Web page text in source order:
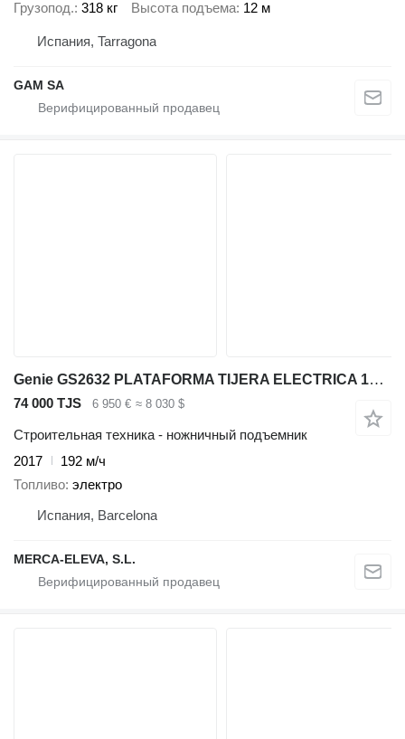
Грузопод. 318 кг Высота подъема 12 м
Испания, Tarragona
GAM SA
Genie GS2632 PLATAFORMA TIJERA ELECTRICA 10 MT
74 000 TJS 6 950 € ≈ 8 030 $
Строительная техника - ножничный подъемник
2017
192 м/ч
Топливо электро
Испания, Barcelona
MERCA-ELEVA, S.L.